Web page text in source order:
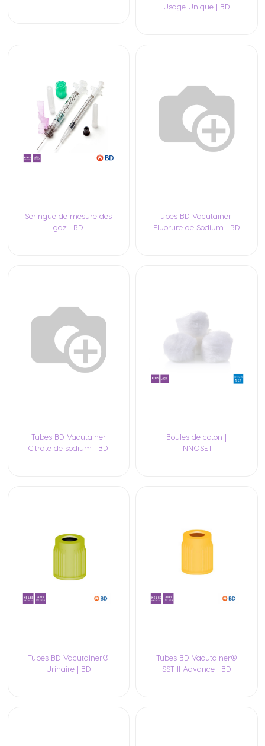
Usage Unique | BD
Seringue de mesure des
gaz | BD
Tubes BD Vacutainer -
Fluorure de Sodium | BD
Tubes BD Vacutainer
Citrate de sodium | BD
Boules de coton |
INNOSET
Tubes BD Vacutainer®
Urinaire | BD
Tubes BD Vacutainer®
SST II Advance | BD